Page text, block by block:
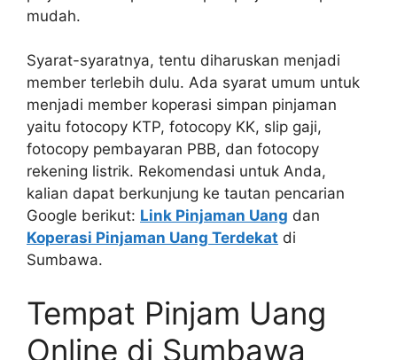
mudah.
Syarat-syaratnya, tentu diharuskan menjadi
member terlebih dulu. Ada syarat umum untuk
menjadi member koperasi simpan pinjaman
yaitu fotocopy KTP, fotocopy KK, slip gaji,
fotocopy pembayaran PBB, dan fotocopy
rekening listrik. Rekomendasi untuk Anda,
kalian dapat berkunjung ke tautan pencarian
Google berikut: Link Pinjaman Uang dan
Koperasi Pinjaman Uang Terdekat di
Sumbawa.
Tempat Pinjam Uang
Online di Sumbawa